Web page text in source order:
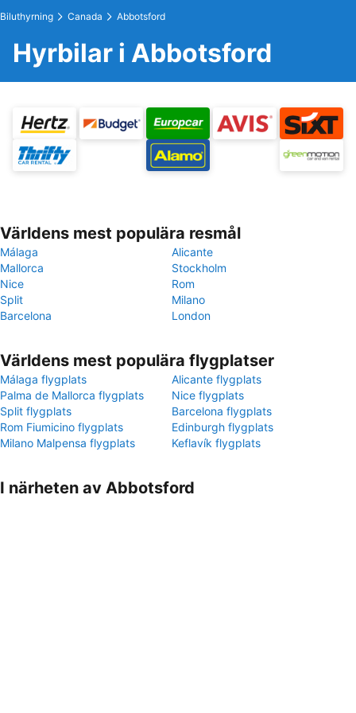
Biluthyrning Canada Abbotsford
Hyrbilar i Abbotsford
Världens mest populära resmål
Málaga
Alicante
Mallorca
Stockholm
Nice
Rom
Split
Milano
Barcelona
London
Världens mest populära flygplatser
Málaga flygplats
Alicante flygplats
Palma de Mallorca flygplats
Nice flygplats
Split flygplats
Barcelona flygplats
Rom Fiumicino flygplats
Edinburgh flygplats
Milano Malpensa flygplats
Keflavík flygplats
I närheten av Abbotsford